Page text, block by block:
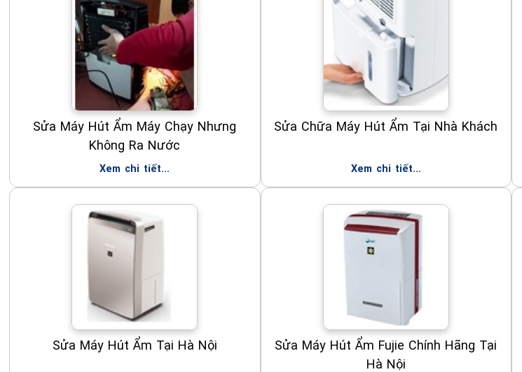
Sửa Máy Hút Ẩm Máy Chạy Nhưng
Không Ra Nước
Xem chi tiết...
Sửa Chữa Máy Hút Ẩm Tại Nhà Khách
Xem chi tiết...
Sửa Máy Hút Ẩm Tại Hà Nội
Sửa Máy Hút Ẩm Fujie Chính Hãng Tại
Hà Nội